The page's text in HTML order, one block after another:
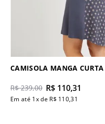
R$ 239,00 R$ 110,31
Em até 1x de R$ 110,31